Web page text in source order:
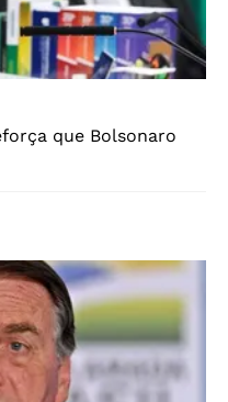
que Bolsonaro